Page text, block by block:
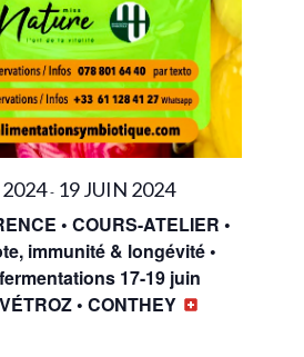
2024- 19 JUIN 2024
• COURS-ATELIER •
immunité & longévité •
17-19 juin
VÉTROZ • CONTHEY